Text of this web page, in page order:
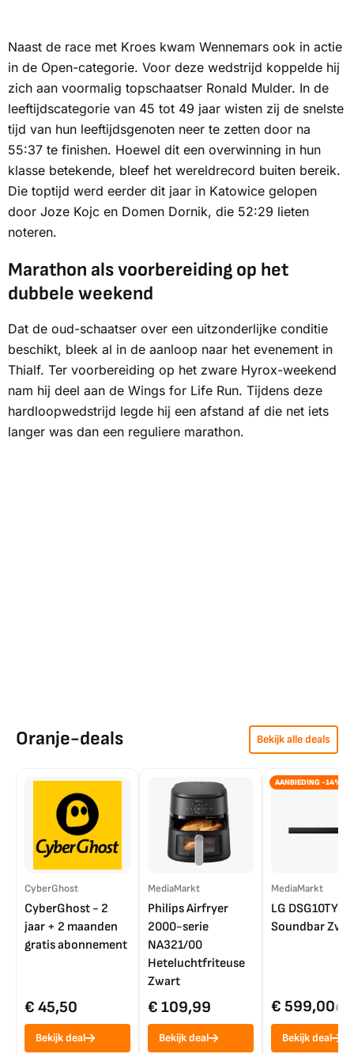
Naast de race met Kroes kwam Wennemars ook in actie
in de Open-categorie. Voor deze wedstrijd koppelde hij
zich aan voormalig topschaatser Ronald Mulder. In de
leeftijdscategorie van 45 tot 49 jaar wisten zij de snelste
tijd van hun leeftijdsgenoten neer te zetten door na
55:37 te finishen. Hoewel dit een overwinning in hun
klasse betekende, bleef het wereldrecord buiten bereik.
Die toptijd werd eerder dit jaar in Katowice gelopen
door Joze Kojc en Domen Dornik, die 52:29 lieten
noteren.
Marathon als voorbereiding op het
dubbele weekend
Dat de oud-schaatser over een uitzonderlijke conditie
beschikt, bleek al in de aanloop naar het evenement in
Thialf. Ter voorbereiding op het zware Hyrox-weekend
nam hij deel aan de Wings for Life Run. Tijdens deze
hardloopwedstrijd legde hij een afstand af die net iets
langer was dan een reguliere marathon.
Oranje-deals Bekijk alle deals
CyberGhost
CyberGhost - 2
jaar + 2 maanden
gratis abonnement
€ 45,50
Bekijk deal
MediaMarkt
Philips Airfryer
2000-serie
NA321/00
Heteluchtfriteuse
Zwart
€ 109,99
Bekijk deal
AANBIEDING -14%
MediaMarkt
LG DSG10TY
Soundbar
€ 599,00€
Bekijk deal